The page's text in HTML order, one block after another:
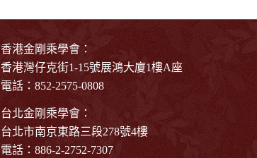
香港金剛乘學會：
香港灣仔克街1-15號展鴻大廈1樓A座
電話：852-2575-0808
台北金剛乘學會：
台北市南京東路三段278號4樓
電話：886-2-2752-7307